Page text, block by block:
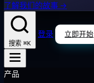
了解我们的故事 →
搜索 ⌘K
登录 立即开始
产品